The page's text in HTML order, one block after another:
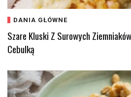
DANIA GŁÓWNE
Szare Kluski Z Surowych
Cebulką